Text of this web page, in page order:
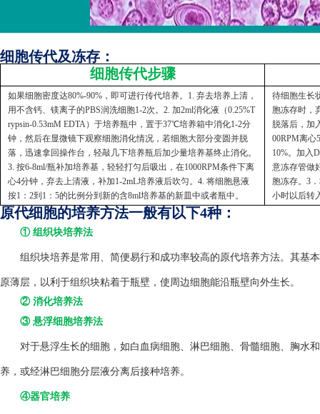
细胞传代及冻存：
细胞传代步骤
如果细胞密度达80%-90%，即可进行传代培养。1. 弃去培养上清，
用不含钙、镁离子的PBS润洗细胞1-2次。2. 加2ml消化液（0.25%T
rypsin-0.53mM EDTA）于培养瓶中，置于37℃培养箱中消化1-2分
钟，然后在显微镜下观察细胞消化情况，若细胞大部分变圆并脱
落，迅速拿回操作台，轻敲几下培养瓶后加少量培养基终止消化。
3. 按6-8ml/瓶补加培养基，轻轻打匀后吸出，在1000RPM条件下离
心4分钟，弃去上清液，补加1-2mL培养液后吹匀。4. 将细胞悬液
按1：2到1：5的比例分到新的含8ml培养基的新皿中或者瓶中。
待细胞生长
胞冻存时，
脱落后，加
00RPM离心
10%。加入
意冻存管做
胞冻存。3
小时以后转
原代细胞的培养方法一般有以下4种：
① 组织块培养法
组织块培养是常用、简便易行和成功率较高的原代培养方法。其基
原薄层，以利于组织块粘着于瓶壁，使周边细胞能沿瓶壁向外生长。
② 消化培养法
③ 悬浮细胞培养法
对于悬浮生长的细胞，如白血病细胞、淋巴细胞、骨髓细胞、胸水
养，或经淋巴细胞分层液分离后接种培养。
④器官培养